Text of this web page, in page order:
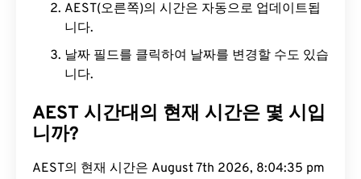
AEST(오른쪽)의 시간은 자동으로 업데이트됩
니다.
날짜 필드를 클릭하여 날짜를 변경할 수도 있습
니다.
AEST 시간대의 현재 시간은 몇 시입
니까?
AEST의 현재 시간은 August 7th 2026, 8:04:35 pm